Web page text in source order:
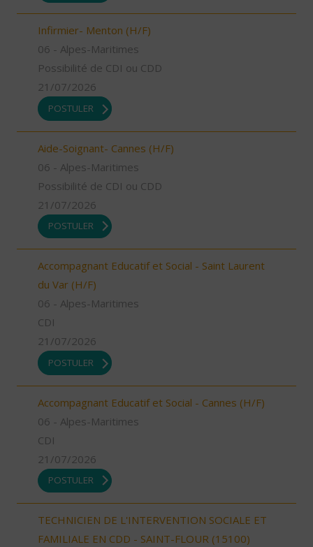
Infirmier- Menton (H/F)
06 - Alpes-Maritimes
Possibilité de CDI ou CDD
21/07/2026
POSTULER
Aide-Soignant- Cannes (H/F)
06 - Alpes-Maritimes
Possibilité de CDI ou CDD
21/07/2026
POSTULER
Accompagnant Educatif et Social - Saint Laurent
du Var (H/F)
06 - Alpes-Maritimes
CDI
21/07/2026
POSTULER
Accompagnant Educatif et Social - Cannes (H/F)
06 - Alpes-Maritimes
CDI
21/07/2026
POSTULER
TECHNICIEN DE L'INTERVENTION SOCIALE ET
FAMILIALE EN CDD - SAINT-FLOUR (15100)